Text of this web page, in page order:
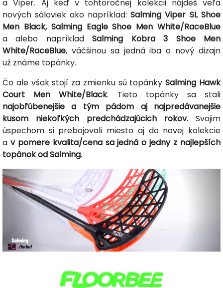
a Viper. Aj keď v tohtoročnej kolekcii nájdeš veľa
nových sáloviek ako napríklad: Salming Viper SL Shoe
Men Black, Salming Eagle Shoe Men White/RaceBlue
a alebo napríklad Salming Kobra 3 Shoe Men
White/RaceBlue, väčšinou sa jedná iba o nový dizajn
už známe topánky.
Čo ale však stojí za zmienku sú topánkySalming Hawk
Court Men White/Black. Tieto topánky sa stali
najobľúbenejšie a tým pádom aj najpredávanejšie
kusom niekoľkých predchádzajúcich rokov. Svojim
úspechom si prebojovali miesto aj do novej kolekcie
a v pomere kvalita/cena sa jedná o jedny z najlepších
topánok od Salming.